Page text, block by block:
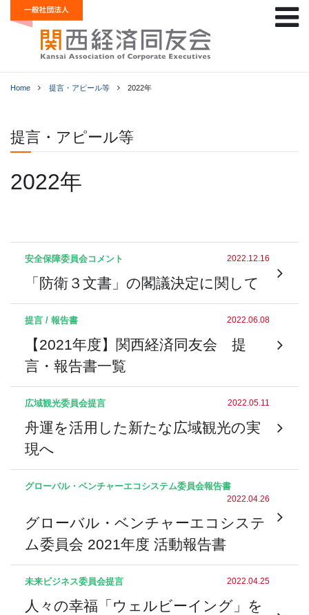
Home 提言・アピール等 2022年
提言・アピール等
2022年
安全保障委員会コメント 2022.12.16
「防衛３文書」の閣議決定に関して
提言 / 報告書 2022.06.08
【2021年度】関西経済同友会 提
言・報告書一覧
広域観光委員会提言 2022.05.11
舟運を活用した新たな広域観光の実
現へ
グローバル・ベンチャーエコシステム委員会報告書
2022.04.26
グローバル・ベンチャーエコシステ
ム委員会 2021年度 活動報告書
未来ビジネス委員会提言 2022.04.25
人々の幸福「ウェルビーイング」を